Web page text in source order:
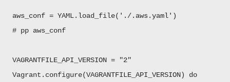
aws_conf = YAML.load_file('./.aws.yaml')
# pp aws_conf
VAGRANTFILE_API_VERSION = "2"
Vagrant.configure(VAGRANTFILE_API_VERSION) do